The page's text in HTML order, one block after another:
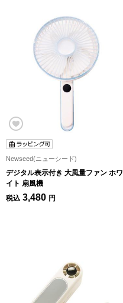
Newseed(ニューシード)
デジタル表示付き 大風量ファン ホワ
イト 扇風機
税込 3,480 円